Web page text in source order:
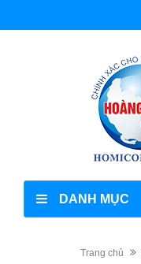
DANH MỤC
Trang chủ